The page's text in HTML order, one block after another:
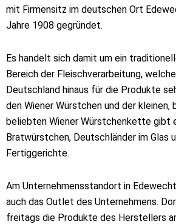
mit Firmensitz im deutschen Ort
Jahre 1908 gegründet.
Es handelt sich damit um ein
Bereich der Fleischverarbeitung,
Deutschland hinaus für die Produkte
den Wiener Würstchen und der kleinen,
beliebten Wiener Würstchenkette gibt
Bratwürstchen, Deutschländer im Glas
Fertiggerichte.
Am Unternehmensstandort in
auch das Outlet des Unternehmens.
freitags die Produkte des Herstellers